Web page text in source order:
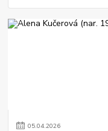
05.04.2026